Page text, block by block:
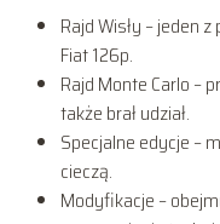
Rajd Wisły – jeden
Fiat 126p.
Rajd Monte Carlo –
także brał udział.
Specjalne edycje –
cieczą.
Modyfikacje –